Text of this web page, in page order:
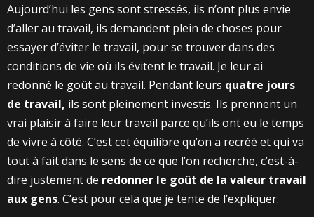
Aujourd’hui les gens sont stressés, ils n’ont plus envie
d’aller au travail, ils demandent plein de choses pour
essayer d’éviter le travail, pour se trouver dans des
conditions de vie où ils évitent le travail. Je leur ai
redonné le goût au travail. Pendant leurs quatre jours
de travail, ils sont pleinement investis. Ils prennent un
vrai plaisir à faire leur travail parce qu’ils ont eu le temps
de vivre à côté. C’est cet équilibre qu’on a recréé et qui va
tout à fait dans le sens de ce que l’on recherche, c’est-à-
dire justement de redonner le goût de la valeur travail
aux gens. C’est pour cela que je tente de l’expliquer.